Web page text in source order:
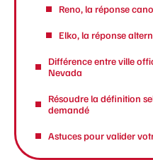
Reno, la réponse
Elko, la réponse
Différence entre ville
Nevada
Résoudre la définition
demandé
Astuces pour valider